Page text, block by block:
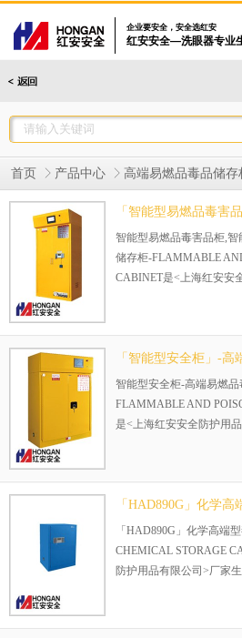
企业要安全，安全选红安
红安安全—洗眼器专业
首页 产品中心 高端易燃品毒品储存
「智能型易燃品毒害
储存柜-FLAMMABLE
STORAGE CABINET
智能型易燃品毒害品柜,
储存柜-FLAMMABLE
CABINET是<上海红安安
产品尺寸：
「智能型安全柜」-
FLAMMABLE AND
CABINET
智能型安全柜-高端易燃
FLAMMABLE AND
是<上海红安安全防护用
产品尺寸：
（H*W*D/mm）
「HAD890G」化学
TOXIC CHEMICAL
「HAD890G」化学高端
CHEMICAL STORAGE
防护用品有限公司>厂家
品)